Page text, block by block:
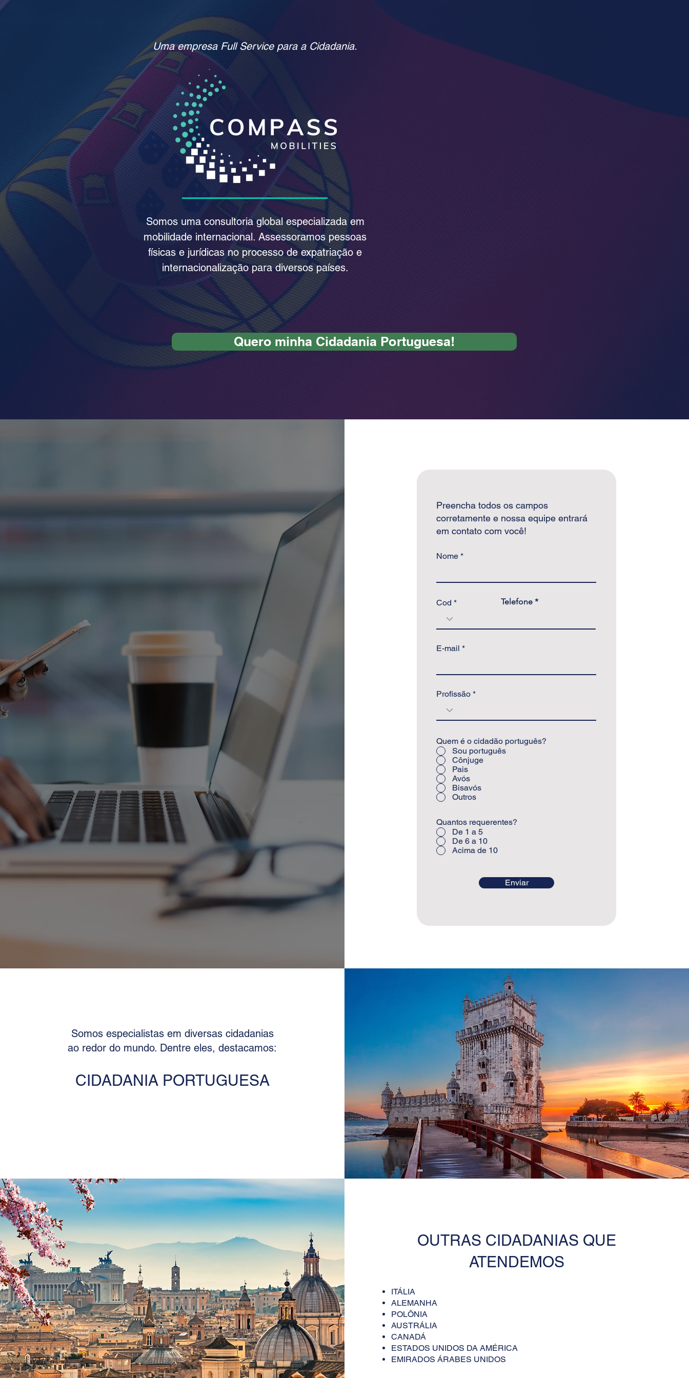
Uma empresa Full Service para a Cidadania.
Somos uma consultoria global especializada em
mobilidade internacional. Assessoramos pessoas
físicas e jurídicas no processo de expatriação e
internacionalização para diversos países.
Quero minha Cidadania Portuguesa!
Preencha todos os campos
corretamente e nossa equipe entrará
em contato com você!
Nome
Cod Telefone
E-mail
Profissão
Quem é o cidadão português?
Sou português
Cônjuge
Pais
Avós
Bisavós
Outros
Quantos requerentes?
De 1 a 5
De 6 a 10
Acima de 10
Enviar
Somos especialistas em diversas cidadanias
ao redor do mundo. Dentre eles, destacamos:
CIDADANIA PORTUGUESA
OUTRAS CIDADANIAS QUE
ATENDEMOS
ITÁLIA
ALEMANHA
POLÔNIA
AUSTRÁLIA
CANADÁ
ESTADOS UNIDOS DA AMÉRICA
EMIRADOS ÁRABES UNIDOS